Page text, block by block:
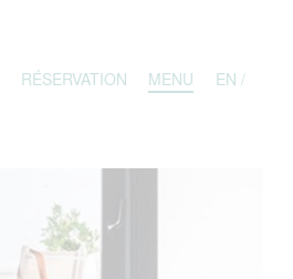
RÉSERVATION MENU
EN /